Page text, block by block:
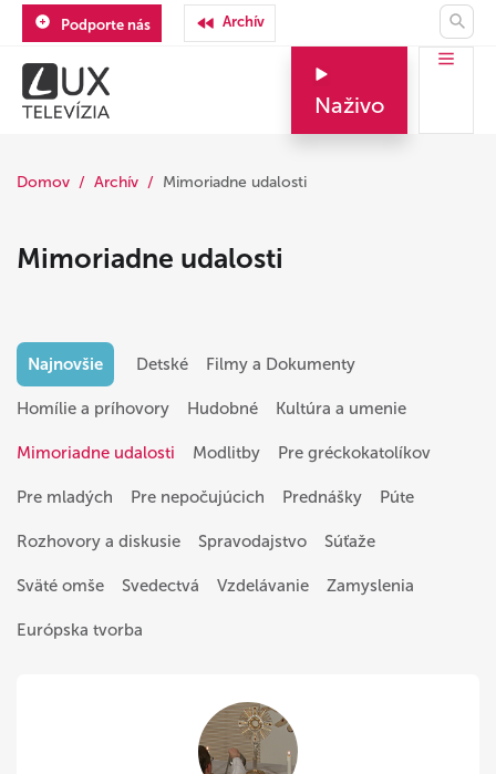
Podporte nás Archív
Naživo
Domov Archív Mimoriadne udalosti
Mimoriadne udalosti
Najnovšie Detské Filmy a Dokumenty
Homílie a príhovory Hudobné Kultúra a umenie
Mimoriadne udalosti Modlitby Pre gréckokatolíkov
Pre mladých Pre nepočujúcich Prednášky Púte
Rozhovory a diskusie Spravodajstvo Súťaže
Sväté omše Svedectvá Vzdelávanie Zamyslenia
Európska tvorba